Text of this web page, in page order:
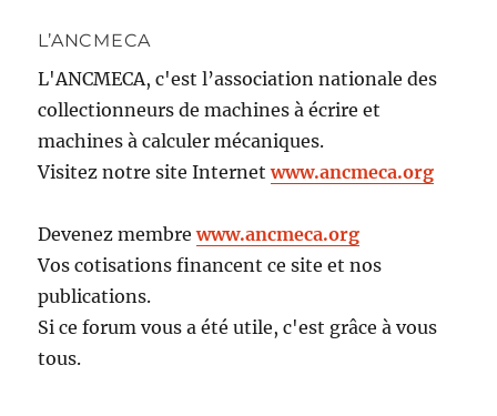
L’ANCMECA
L'ANCMECA, c'est l’association nationale des
collectionneurs de machines à écrire et
machines à calculer mécaniques.
Visitez notre site Internetwww.ancmeca.org
Devenez membrewww.ancmeca.org
Vos cotisations financent ce site et nos
publications.
Si ce forum vous a été utile, c'est grâce à vous
tous.